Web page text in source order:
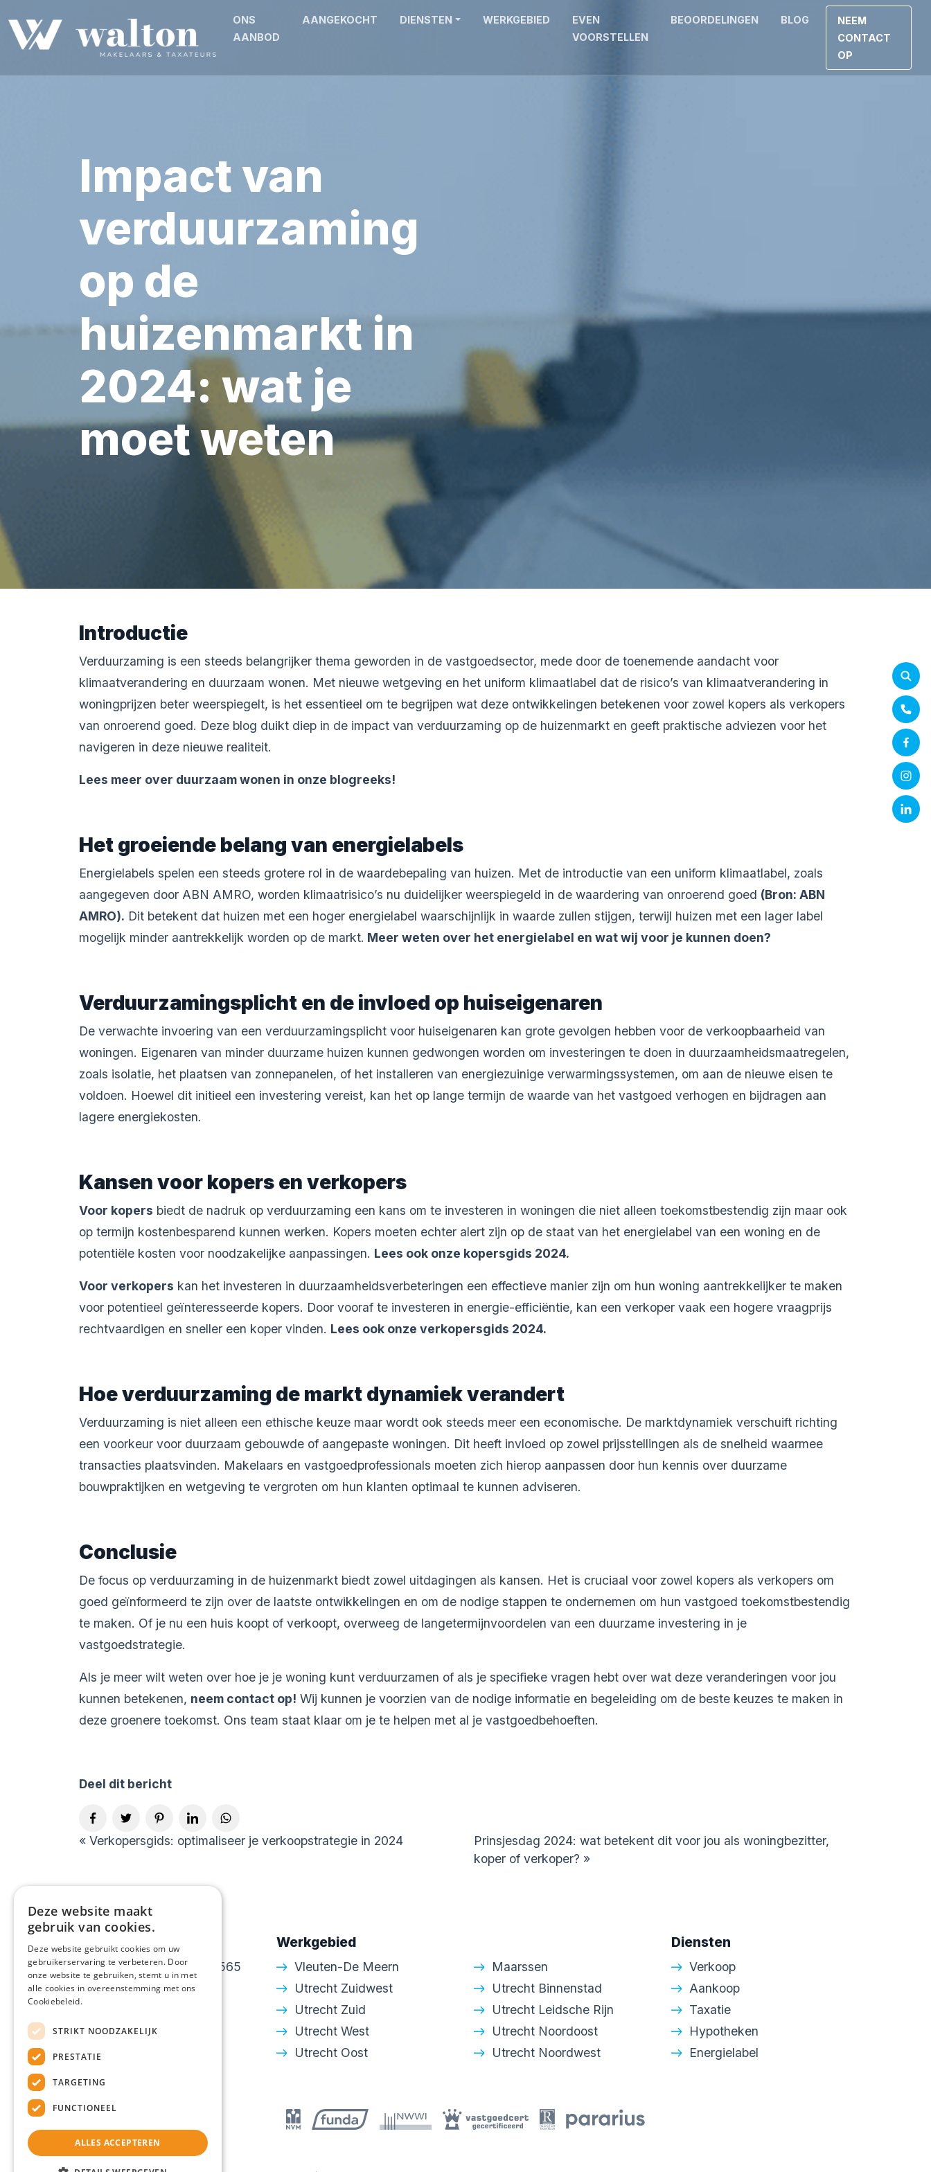
ONS
AANBOD
AANGEKOCHT DIENSTEN WERKGEBIED
EVEN
VOORSTELLEN
BEOORDELINGEN BLOG
NEEM
CONTACT
OP
Impact van
verduurzaming
op de
huizenmarkt in
2024: wat je
moet weten
Introductie
Verduurzaming is een steeds belangrijker thema geworden in de vastgoedsector, mede door de toenemende aandacht voor
klimaatverandering en duurzaam wonen. Met nieuwe wetgeving en het uniform klimaatlabel dat de risico’s van klimaatverandering in
woningprijzen beter weerspiegelt, is het essentieel om te begrijpen wat deze ontwikkelingen betekenen voor zowel kopers als verkopers
van onroerend goed. Deze blog duikt diep in de impact van verduurzaming op de huizenmarkt en geeft praktische adviezen voor het
navigeren in deze nieuwe realiteit.
Lees meer over duurzaam wonen in onze blogreeks!
Het groeiende belang van energielabels
Energielabels spelen een steeds grotere rol in de waardebepaling van huizen. Met de introductie van een uniform klimaatlabel, zoals
aangegeven door ABN AMRO, worden klimaatrisico’s nu duidelijker weerspiegeld in de waardering van onroerend goed (Bron: ABN
AMRO). Dit betekent dat huizen met een hoger energielabel waarschijnlijk in waarde zullen stijgen, terwijl huizen met een lager label
mogelijk minder aantrekkelijk worden op de markt. Meer weten over het energielabel en wat wij voor je kunnen doen?
Verduurzamingsplicht en de invloed op huiseigenaren
De verwachte invoering van een verduurzamingsplicht voor huiseigenaren kan grote gevolgen hebben voor de verkoopbaarheid van
woningen. Eigenaren van minder duurzame huizen kunnen gedwongen worden om investeringen te doen in duurzaamheidsmaatregelen,
zoals isolatie, het plaatsen van zonnepanelen, of het installeren van energiezuinige verwarmingssystemen, om aan de nieuwe eisen te
voldoen. Hoewel dit initieel een investering vereist, kan het op lange termijn de waarde van het vastgoed verhogen en bijdragen aan
lagere energiekosten.
Kansen voor kopers en verkopers
Voor kopers biedt de nadruk op verduurzaming een kans om te investeren in woningen die niet alleen toekomstbestendig zijn maar ook
op termijn kostenbesparend kunnen werken. Kopers moeten echter alert zijn op de staat van het energielabel van een woning en de
potentiële kosten voor noodzakelijke aanpassingen. Lees ook onze kopersgids 2024.
Voor verkopers kan het investeren in duurzaamheidsverbeteringen een effectieve manier zijn om hun woning aantrekkelijker te maken
voor potentieel geïnteresseerde kopers. Door vooraf te investeren in energie-efficiëntie, kan een verkoper vaak een hogere vraagprijs
rechtvaardigen en sneller een koper vinden. Lees ook onze verkopersgids 2024.
Hoe verduurzaming de markt dynamiek verandert
Verduurzaming is niet alleen een ethische keuze maar wordt ook steeds meer een economische. De marktdynamiek verschuift richting
een voorkeur voor duurzaam gebouwde of aangepaste woningen. Dit heeft invloed op zowel prijsstellingen als de snelheid waarmee
transacties plaatsvinden. Makelaars en vastgoedprofessionals moeten zich hierop aanpassen door hun kennis over duurzame
bouwpraktijken en wetgeving te vergroten om hun klanten optimaal te kunnen adviseren.
Conclusie
De focus op verduurzaming in de huizenmarkt biedt zowel uitdagingen als kansen. Het is cruciaal voor zowel kopers als verkopers om
goed geïnformeerd te zijn over de laatste ontwikkelingen en om de nodige stappen te ondernemen om hun vastgoed toekomstbestendig
te maken. Of je nu een huis koopt of verkoopt, overweeg de langetermijnvoordelen van een duurzame investering in je
vastgoedstrategie.
Als je meer wilt weten over hoe je je woning kunt verduurzamen of als je specifieke vragen hebt over wat deze veranderingen voor jou
kunnen betekenen, neem contact op! Wij kunnen je voorzien van de nodige informatie en begeleiding om de beste keuzes te maken in
deze groenere toekomst. Ons team staat klaar om je te helpen met al je vastgoedbehoeften.
Deel dit bericht
« Verkopersgids: optimaliseer je verkoopstrategie in 2024
Prinsjesdag 2024: wat betekent dit voor jou als woningbezitter,
koper of verkoper? »
Contactgegevens
Amsterdamsestraatweg 565
3553 EH Utrecht
info@walton.nl
KvK: 30250306
Werkgebied
Vleuten-De Meern
Utrecht Zuidwest
Utrecht Zuid
Utrecht West
Utrecht Oost
Maarssen
Utrecht Binnenstad
Utrecht Leidsche Rijn
Utrecht Noordoost
Utrecht Noordwest
Diensten
Verkoop
Aankoop
Taxatie
Hypotheken
Energielabel
Deze website maakt
gebruik van cookies.
Deze website gebruikt cookies om uw
gebruikerservaring te verbeteren. Door
onze website te gebruiken, stemt u in met
alle cookies in overeenstemming met ons
Cookiebeleid.
STRIKT NOODZAKELIJK
PRESTATIE
TARGETING
FUNCTIONEEL
ALLES ACCEPTEREN